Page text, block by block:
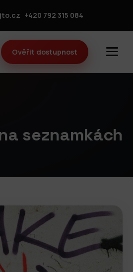
+420 792 315 084
Ověřit dostupnost
seznamkách